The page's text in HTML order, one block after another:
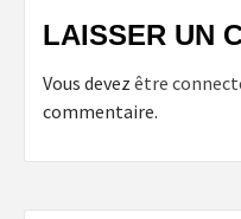
LAISSER UN
Vous devez être
commentaire.